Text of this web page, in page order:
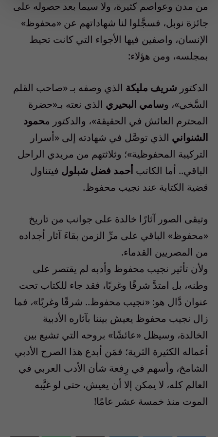
من مدن وعواصم كثيرة، ولا سيما بعد حصوله على
جائزة نوبل، فسجَّلوا لنا شهاداتهم عن «محفوظ»
الإنسان، واصفين فيها الأجواء التي كانت تحيط
بمجلسه، ومن هؤلاء:
الدكتور شريف مليكة الذي وصفه بـ «صاحب القلم
السَّخي»، وسامي البحيري الذي نعته بـ«حضرة
المحترم العائش في الحقيقة»، والدكتور محمود
الشنواني الذي توصَّل في شهادته إلى «أسرار
التركيبة المحفوظية»؛ وثلاثتهم من مريدي الراحل
الباقي.. أما الكاتب أحمد فضل شبلول فيتناول
قضية الكتابة عند نجيب محفوظ.
وتبقى الصور آثارًا خالدة على جوانب من تاريخ
«محفوظ» الباقي على مرِّ الزمن بقاءَ آثار أجداده
من المصريين القدماء.
ولأن تأثير نجيب محفوظ وأدبه لم يقتصر على
وطنه، بل امتدَّ شرقًا وغربًا، فقد جاء للكتاب تحت
عنوان دَّال هو: «نجيب محفوظ.. شرقًا وغربًا»، فما
زال نجيب محفوظ يعيش بيننا بآثاره الأدبية
الخالدة، وسيظل «عائشًا» بروحه التي تشيع بين
أعماله الكثيرة الثرية؛ فمَن أبدع هذا الصرح الأدبي
الشامخ، وأسهم في رِفعة شأن الأدب العربي في
العالم كله، لا يمكن إلا أن يعيش، حتى لو غيَّبه
الموت منذ خمسة عشر عامًا!